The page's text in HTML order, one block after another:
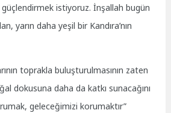
istiyoruz. İnşallah bugün
yarın daha yeşil bir Kandıra’nın
toprakla buluşturulmasının zaten
dokusuna daha da katkı sunacağını
geleceğimizi korumaktır”